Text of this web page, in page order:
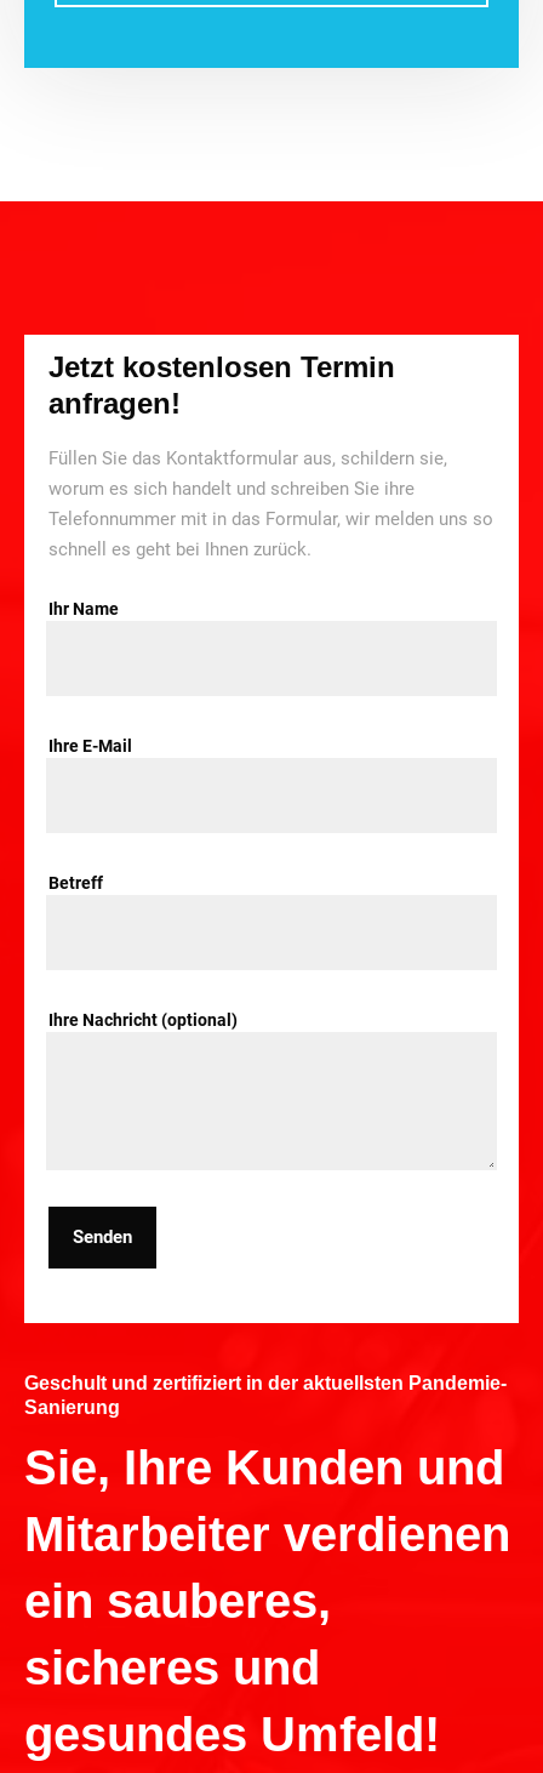
Jetzt kostenlosen Termin
anfragen!
Füllen Sie das Kontaktformular aus, schildern sie,
worum es sich handelt und schreiben Sie ihre
Telefonnummer mit in das Formular, wir melden uns so
schnell es geht bei Ihnen zurück.
Ihr Name
Ihre E-Mail
Betreff
Ihre Nachricht (optional)
Senden
Geschult und zertifiziert in der aktuellsten Pandemie-
Sanierung
Sie, Ihre Kunden und
Mitarbeiter verdienen
ein sauberes,
sicheres und
gesundes Umfeld!